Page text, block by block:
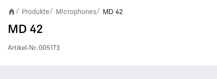
/ Produkte/ Microphones/ MD 42
MD 42
Artikel-Nr. 005173